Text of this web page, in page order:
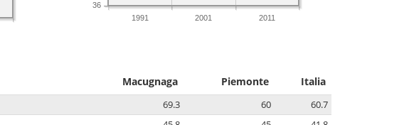
1991 2001 2011
36
Macugnaga Piemonte Italia
69.3 60
60.7